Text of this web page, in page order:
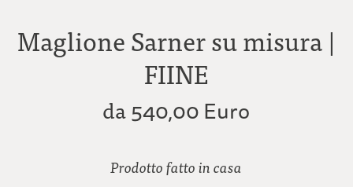
Maglione Sarner su misura |
FIINE
da540,00 Euro
Prodotto fatto in casa